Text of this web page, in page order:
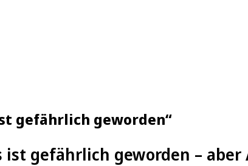
gefährlich geworden“
ist gefährlich geworden –